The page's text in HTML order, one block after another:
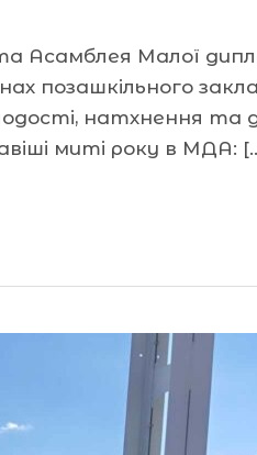
Асамблея Малої
позашкільного
натхнення та
миті року в МДА: